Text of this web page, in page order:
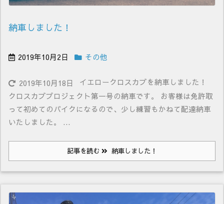
納車しました！
2019年10月2日 その他
2019年10月18日
イエロークロスカブを納車しました！
クロスカブプロジェクト第一号の納車です。 お客様は免許取
って初めてのバイクになるので、少し練習もかねて配達納車
いたしました。 ...
記事を読む 納車しました！